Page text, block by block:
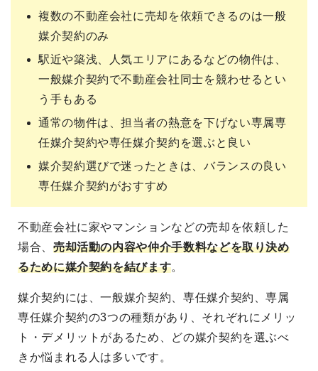
複数の不動産会社に売却を依頼できるのは一般
媒介契約のみ
駅近や築浅、人気エリアにあるなどの物件は、
一般媒介契約で不動産会社同士を競わせるとい
う手もある
通常の物件は、担当者の熱意を下げない専属専
任媒介契約や専任媒介契約を選ぶと良い
媒介契約選びで迷ったときは、バランスの良い
専任媒介契約がおすすめ
不動産会社に家やマンションなどの売却を依頼した
場合、 売却活動の内容や仲介手数料などを取り決め
るために媒介契約を結びます。
媒介契約には、一般媒介契約、専任媒介契約、専属
専任媒介契約の3つの種類があり、それぞれにメリッ
ト・デメリットがあるため、どの媒介契約を選ぶべ
きか悩まれる人は多いです。